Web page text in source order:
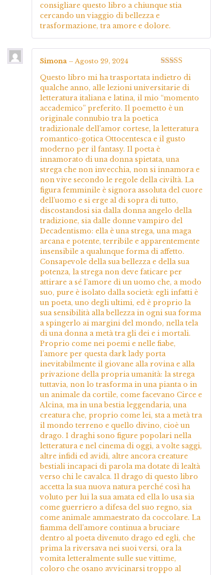
consigliare questo libro a chiunque stia
cercando un viaggio di bellezza e
trasformazione, tra amore e dolore.
Valutato
5
Simona – Agosto 29, 2024
Questo libro mi ha trasportata indietro di
qualche anno, alle lezioni universitarie di
letteratura italiana e latina, il mio “momento
accademico” preferito. Il poemetto è un
originale connubio tra la poetica
tradizionale dell’amor cortese, la letteratura
romantico-gotica Ottocentesca e il gusto
moderno per il fantasy. Il poeta è
innamorato di una donna spietata, una
strega che non invecchia, non si innamora e
non vive secondo le regole della civiltà. La
figura femminile è signora assoluta del cuore
dell’uomo e si erge al di sopra di tutto,
discostandosi sia dalla donna angelo della
tradizione, sia dalle donne vampiro del
Decadentismo: ella è una strega, una maga
arcana e potente, terribile e apparentemente
insensibile a qualunque forma di affetto.
Consapevole della sua bellezza e della sua
potenza, la strega non deve faticare per
attirare a sé l’amore di un uomo che, a modo
suo, pure è isolato dalla società: egli infatti è
un poeta, uno degli ultimi, ed è proprio la
sua sensibilità alla bellezza in ogni sua forma
a spingerlo ai margini del mondo, nella tela
di una donna a metà tra gli dei e i mortali.
Proprio come nei poemi e nelle fiabe,
l’amore per questa dark lady porta
inevitabilmente il giovane alla rovina e alla
privazione della propria umanità: la strega
tuttavia, non lo trasforma in una pianta o in
un animale da cortile, come facevano Circe e
Alcina, ma in una bestia leggendaria, una
creatura che, proprio come lei, sta a metà tra
il mondo terreno e quello divino, cioè un
drago. I draghi sono figure popolari nella
letteratura e nel cinema di oggi, a volte saggi,
altre infidi ed avidi, altre ancora creature
bestiali incapaci di parola ma dotate di lealtà
verso chi le cavalca. Il drago di questo libro
accetta la sua nuova natura perché così ha
voluto per lui la sua amata ed ella lo usa sia
come guerriero a difesa del suo regno, sia
come animale ammaestrato da coccolare. La
fiamma dell’amore continua a bruciare
dentro al poeta divenuto drago ed egli, che
prima la riversava nei suoi versi, ora la
vomita letteralmente sulle sue vittime,
coloro che osano avvicinarsi troppo al